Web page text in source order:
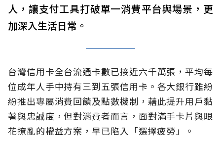
人，讓支付工具打破單一消費平台與場景，更
加深入生活日常。
台灣信用卡全台流通卡數已接近六千萬張，平均每
位成年人手中持有三到五張信用卡。各大銀行雖紛
紛推出專屬消費回饋及點數機制，藉此提升用戶黏
著與忠誠度，但對消費者而言，面對滿手卡片與眼
花撩亂的權益方案，早已陷入「選擇疲勞」。